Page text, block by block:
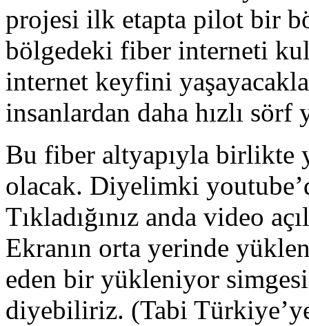
projesi ilk etapta pilot bir
bölgedeki fiber interneti
internet keyfini
insanlardan daha hızlı sörf
Bu fiber altyapıyla birlikte
olacak. Diyelimki
Tıkladığınız anda video
Ekranın orta yerinde
eden bir yükleniyor
diyebiliriz. (Tabi